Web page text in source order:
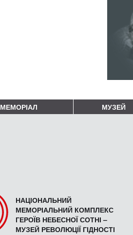
МЕМОРІАЛ МУЗЕЙ
НАЦІОНАЛЬНИЙ
МЕМОРІАЛЬНИЙ КОМПЛЕКС
ГЕРОЇВ НЕБЕСНОЇ СОТНІ –
МУЗЕЙ РЕВОЛЮЦІЇ ГІДНОСТІ